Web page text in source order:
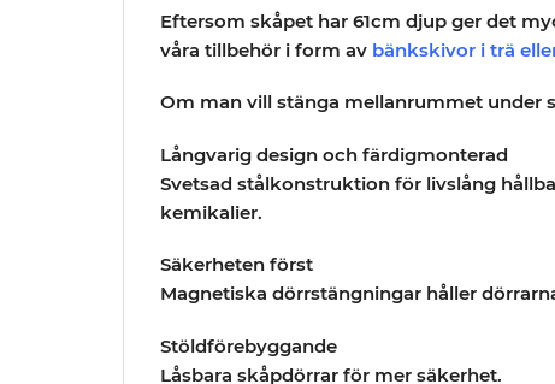
Eftersom skåpet har 61cm djup ger det
våra tillbehör i form av bänkskivor i trä
Om man vill stänga mellanrummet
Långvarig design och färdigmonterad
Svetsad stålkonstruktion för livslång
kemikalier.
Säkerheten först
Magnetiska dörrstängningar håller
Stöldförebyggande
Låsbara skåpdörrar för mer säkerhet.